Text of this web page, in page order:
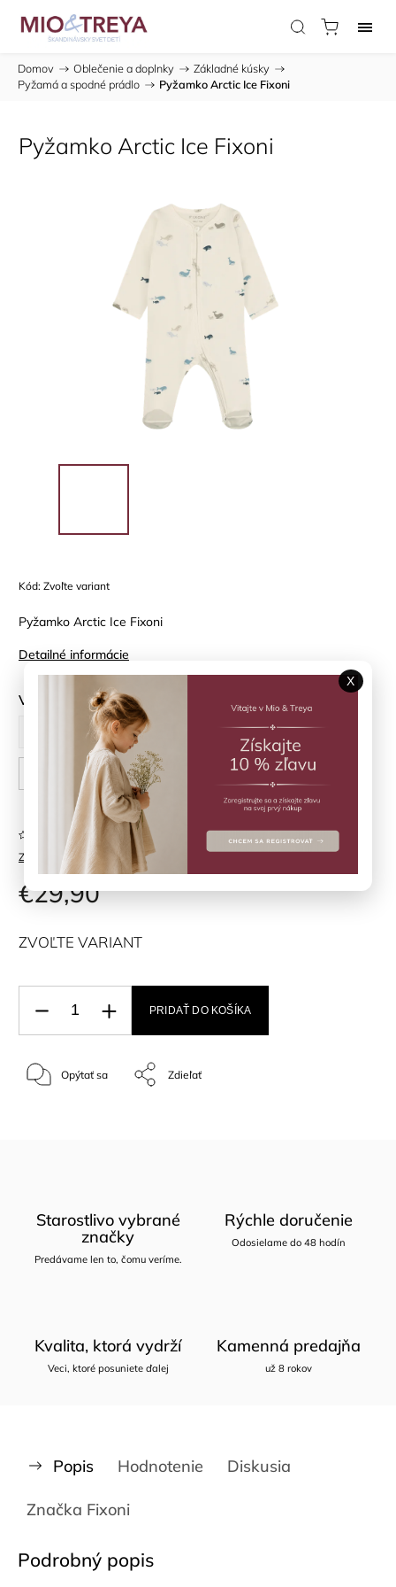
Domov / Oblečenie a doplnky / Základné kúsky /
Pyžamá a spodné prádlo / Pyžamko Arctic Ice Fixoni
Pyžamko Arctic Ice Fixoni
Kód: Zvoľte variant
Pyžamko Arctic Ice Fixoni
Detailné informácie
Veľkosť
62 cm 74 cm
86 cm
Značka: Fixoni
Neohodnotené
€29,90
ZVOĽTE VARIANT
PRIDAŤ DO KOŠÍKA
Opýtať sa Zdieľať
Starostlivo vybrané
značky
Predávame len to, čomu veríme.
Rýchle doručenie
Odosielame do 48 hodín
Kvalita, ktorá vydrží
Veci, ktoré posuniete ďalej
Kamenná predajňa
už 8 rokov
Popis Hodnotenie Diskusia
Značka Fixoni
Podrobný popis
X